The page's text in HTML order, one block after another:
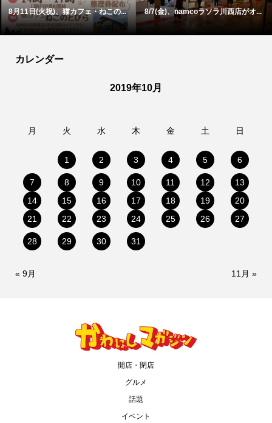
8月11日(火祝)、猫カフェ・ねこの... 8/7(金)、namcoラソラ川西店がオ...
カレンダー
2019年10月
月 火 水 木 金 土 日
1 2 3 4 5 6
7 8 9 10 11 12
13
14
15 16 17 18 19
20
21
22 23 24 25 26 27
28 29 30 31
« 9月 11月 »
開店・閉店
グルメ
話題
イベント